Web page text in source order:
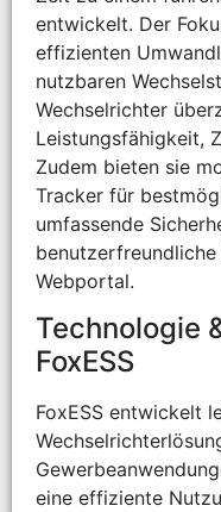
entwickelt. Der
effizienten
nutzbaren
Wechselrichter
Leistungsfähigkeit,
Zudem bieten sie
Tracker für
umfassende
Webportal.
Technologie
FoxESS
FoxESS entwickelt
eine effiziente